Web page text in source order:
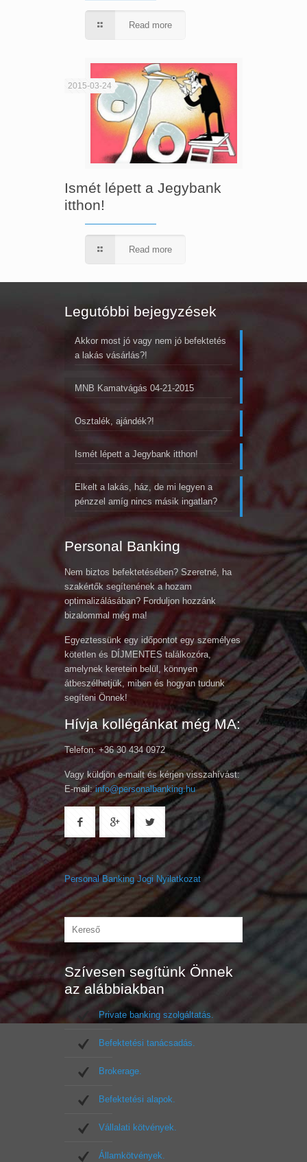
Read more
2015-03-24
Ismét lépett a Jegybank
itthon!
Read more
Legutóbbi bejegyzések
Akkor most jó vagy nem jó befektetés
a lakás vásárlás?!
MNB Kamatvágás 04-21-2015
Osztalék, ajándék?!
Ismét lépett a Jegybank itthon!
Elkelt a lakás, ház, de mi legyen a
pénzzel amíg nincs másik ingatlan?
Personal Banking
Nem biztos befektetésében? Szeretné, ha
szakértők segítenének a hozam
optimalizálásában? Forduljon hozzánk
bizalommal még ma!
Egyeztessünk egy időpontot egy személyes
kötetlen és DÍJMENTES találkozóra,
amelynek keretein belül, könnyen
átbeszélhetjük, miben és hogyan tudunk
segíteni Önnek!
Hívja kollégánkat még MA:
Telefon: +36 30 434 0972
Vagy küldjön e-mailt és kérjen visszahívást:
E-mail:info@personalbanking.hu
Personal Banking Jogi Nyilatkozat
Szívesen segítünk Önnek
az alábbiakban
Private banking szolgáltatás.
Befektetési tanácsadás.
Brokerage.
Befektetési alapok.
Vállalati kötvények.
Államkötvények.